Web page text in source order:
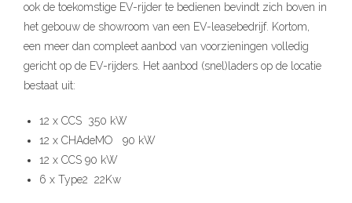
ook de toekomstige EV-rijder te bedienen bevindt zich boven in
het gebouw de showroom van een EV-leasebedrijf. Kortom,
een meer dan compleet aanbod van voorzieningen volledig
gericht op de EV-rijders. Het aanbod (snel)laders op de locatie
bestaat uit:
12 x CCS 350 kW
12 x CHAdeMO 90 kW
12 x CCS 90 kW
6 x Type2 22Kw